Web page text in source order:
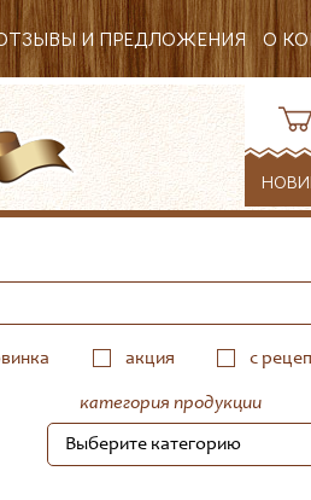
И ПРЕДЛОЖЕНИЯ О
акция с
категория продукции